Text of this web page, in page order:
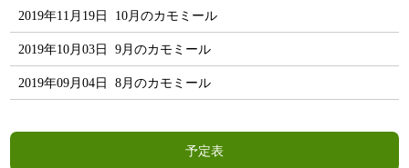
2019年11月19日 10月のカモミール
2019年10月03日 9月のカモミール
2019年09月04日 8月のカモミール
予定表